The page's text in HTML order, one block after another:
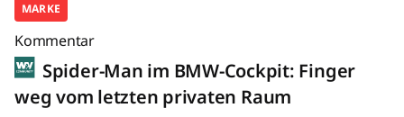
MARKE
Kommentar
Spider-Man im BMW-Cockpit: Finger
weg vom letzten privaten Raum